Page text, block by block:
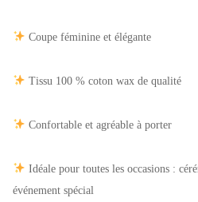
Coupe féminine et élégante
Tissu 100 % coton wax de qualité
Confortable et agréable à porter
Idéale pour toutes les occasions :
événement spécial